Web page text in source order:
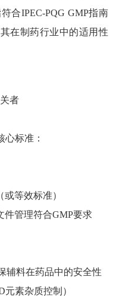
合IPEC-PQG GMP指南
在制药行业中的适用性
者
心标准：
等效标准）
件管理符合GMP要求
辅料在药品中的安全性
素杂质控制）